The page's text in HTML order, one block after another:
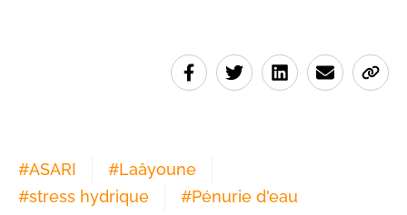
#ASARI #Laâyoune
#stress hydrique #Pénurie d'eau